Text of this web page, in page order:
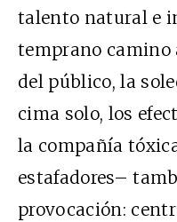
talento natural e
temprano camino
del público, la
cima solo, los
la compañía
estafadores–
provocación: